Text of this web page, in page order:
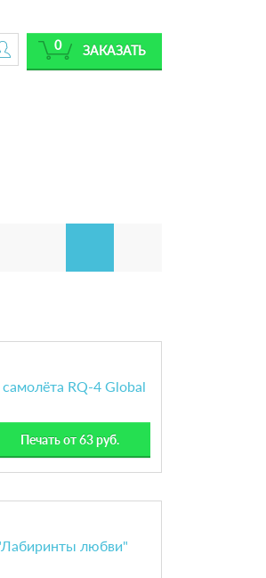
ЗАКАЗАТЬ
0
RQ-4 Global
Печать от 63 руб.
любви"